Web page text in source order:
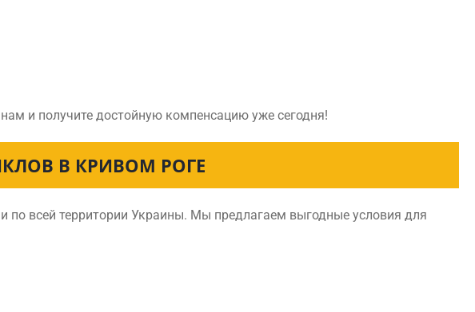
и получите достойную компенсацию уже сегодня!
В КРИВОМ РОГЕ
всей территории Украины. Мы предлагаем выгодные условия для